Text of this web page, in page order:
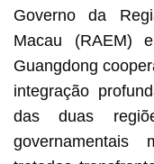
Governo da
Macau (RAEM)
Guangdong
integração
das duas